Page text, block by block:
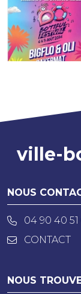
ville-
NOUS
04 90 40
CONTACT
NOUS